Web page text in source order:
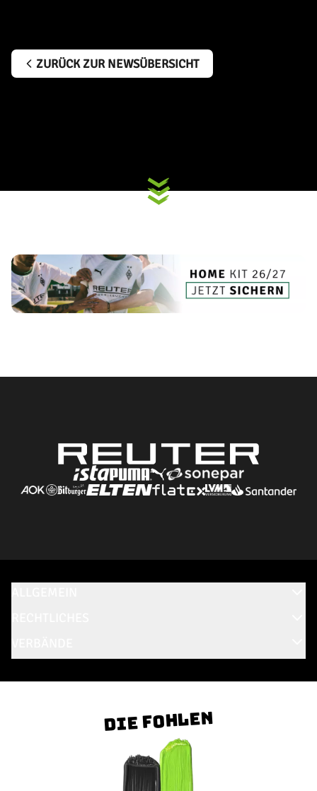
ZURÜCK ZUR NEWSÜBERSICHT
Die Fohlen